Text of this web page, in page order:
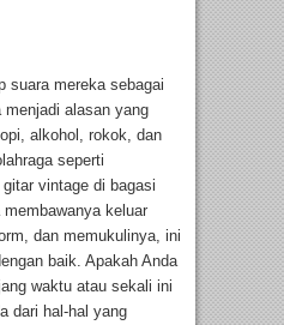
suara mereka sebagai
alasan yang
alkohol, rokok, dan
seperti
vintage di bagasi
keluar
dan memukulinya, ini
baik. Apakah Anda
waktu atau sekali ini
dari hal-hal yang